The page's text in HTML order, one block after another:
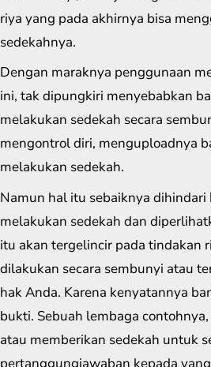
riya yang pada akhirnya bisa
sedekahnya.
Dengan maraknya penggunaan
ini, tak dipungkiri menyebabkan
melakukan sedekah secara
mengontrol diri, menguploadnya
melakukan sedekah.
Namun hal itu sebaiknya dihindari
melakukan sedekah dan
itu akan tergelincir pada tindakan
dilakukan secara sembunyi atau
hak Anda. Karena kenyatannya
bukti. Sebuah lembaga
atau memberikan sedekah untuk
pertanggungjawaban kepada